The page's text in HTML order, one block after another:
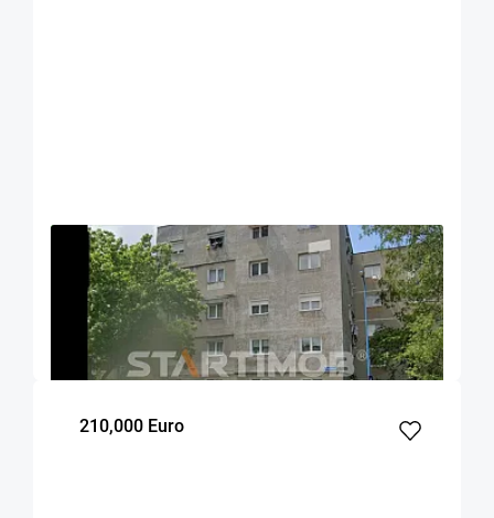
OFERTA NOUA EXCLUSIVITATE COMISION 0%
Apartament 3 camere Tudor Vladimirescu
Brasov
46.7
m²
2
dormitoare
3
Etaj
210,000 Euro